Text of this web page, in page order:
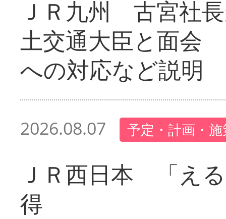
ＪＲ九州 古宮社
土交通大臣と面会
への対応など説明
2026.08.07 予定・計画・
ＪＲ西日本 「え
得